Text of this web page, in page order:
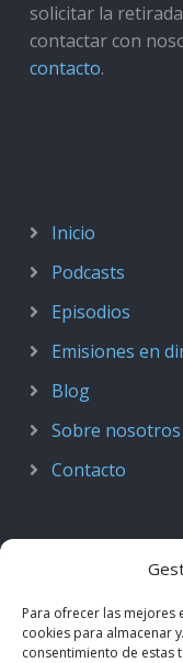
Para ofrecer las mejores
cookies para almacenar
consentimiento de
solicitar la
contactar con
contacto.
Inicio
Podcasts
Episodios
Emisiones en
Blog
Sobre nosotros
Contacto